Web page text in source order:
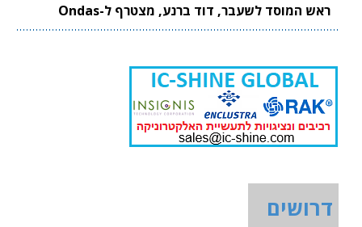
ראש המוסד לשעבר, דוד ברנע, מצטרף ל-Ondas
דרושים